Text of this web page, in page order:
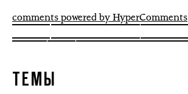
comments powered by HyperComments
ТЕМЫ